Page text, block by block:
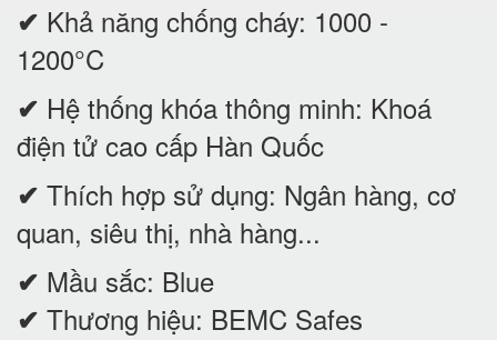
✔ Khả năng chống cháy: 1000 -
1200°C
✔ Hệ thống khóa thông minh: Khoá
điện tử cao cấp Hàn Quốc
✔ Thích hợp sử dụng: Ngân hàng, cơ
quan, siêu thị, nhà hàng...
✔ Mầu sắc: Blue
✔ Thương hiệu: BEMC Safes